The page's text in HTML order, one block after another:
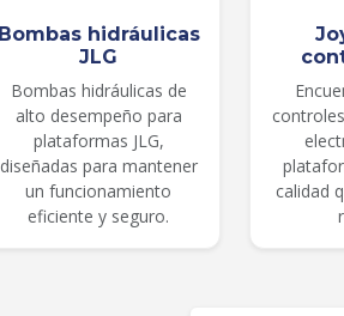
Bombas hidráulicas
JLG
Bombas hidráulicas de
alto desempeño para
plataformas JLG,
diseñadas para mantener
un funcionamiento
eficiente y seguro.
calidad